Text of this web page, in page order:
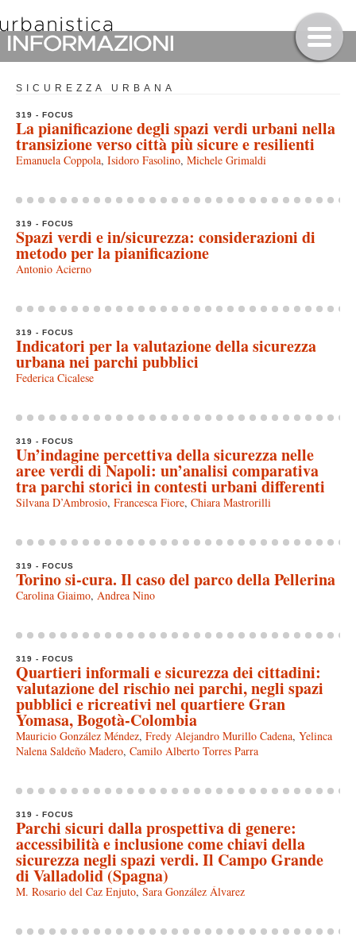
SICUREZZA URBANA
319 - FOCUS
La pianificazione degli spazi verdi urbani nella
transizione verso città più sicure e resilienti
Emanuela Coppola, Isidoro Fasolino, Michele Grimaldi
319 - FOCUS
Spazi verdi e in/sicurezza: considerazioni di
metodo per la pianificazione
Antonio Acierno
319 - FOCUS
Indicatori per la valutazione della sicurezza
urbana nei parchi pubblici
Federica Cicalese
319 - FOCUS
Un’indagine percettiva della sicurezza nelle
aree verdi di Napoli: un’analisi comparativa
tra parchi storici in contesti urbani differenti
Silvana D’Ambrosio, Francesca Fiore, Chiara Mastrorilli
319 - FOCUS
Torino si-cura. Il caso del parco della Pellerina
Carolina Giaimo, Andrea Nino
319 - FOCUS
Quartieri informali e sicurezza dei cittadini:
valutazione del rischio nei parchi, negli spazi
pubblici e ricreativi nel quartiere Gran
Yomasa, Bogotà-Colombia
Mauricio González Méndez, Fredy Alejandro Murillo Cadena, Yelinca
Nalena Saldeño Madero, Camilo Alberto Torres Parra
319 - FOCUS
Parchi sicuri dalla prospettiva di genere:
accessibilità e inclusione come chiavi della
sicurezza negli spazi verdi. Il Campo Grande
di Valladolid (Spagna)
M. Rosario del Caz Enjuto, Sara González Álvarez